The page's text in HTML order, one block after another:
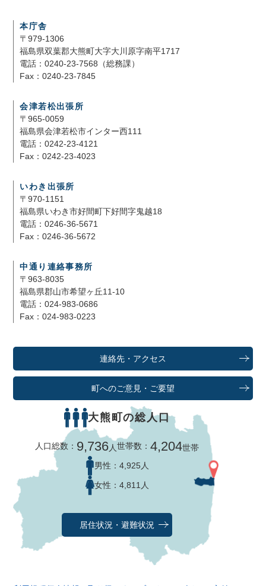
本庁舎
〒979-1306
福島県双葉郡大熊町大字大川原字南平1717
電話：0240-23-7568（総務課）
Fax：0240-23-7845
会津若松出張所
〒965-0059
福島県会津若松市インター西111
電話：0242-23-4121
Fax：0242-23-4023
いわき出張所
〒970-1151
福島県いわき市好間町下好間字鬼越18
電話：0246-36-5671
Fax：0246-36-5672
中通り連絡事務所
〒963-8035
福島県郡山市希望ヶ丘11-10
電話：024-983-0686
Fax：024-983-0223
連絡先・アクセス
町へのご意見・ご要望
大熊町の総人口
人口総数： 9,736人世帯数：4,204世帯
男性： 4,925人
女性： 4,811人
居住状況・避難状況